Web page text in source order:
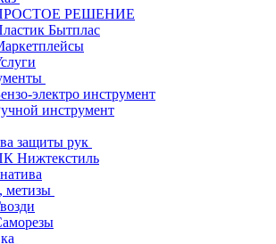
РЕШЕНИЕ
Бытплас
электро инструмент
инструмент
защиты рук
Нижтекстиль
метизы